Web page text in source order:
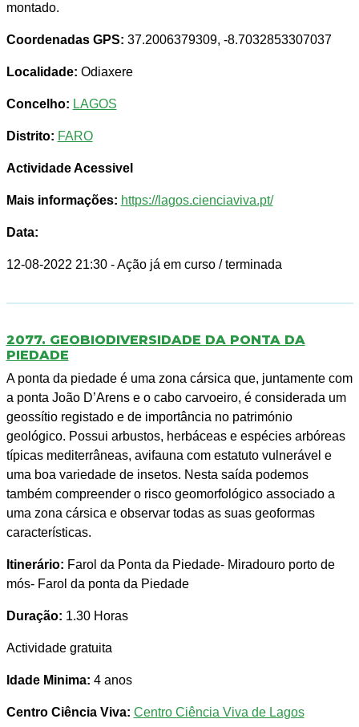
montado.
Coordenadas GPS: 37.2006379309, -8.7032853307037
Localidade: Odiaxere
Concelho: LAGOS
Distrito: FARO
Actividade Acessivel
Mais informações: https://lagos.cienciaviva.pt/
Data:
12-08-2022 21:30 - Ação já em curso / terminada
2077. GEOBIODIVERSIDADE DA PONTA DA
PIEDADE
A ponta da piedade é uma zona cársica que, juntamente com
a ponta João D’Arens e o cabo carvoeiro, é considerada um
geossítio registado e de importância no património
geológico. Possui arbustos, herbáceas e espécies arbóreas
típicas mediterrâneas, avifauna com estatuto vulnerável e
uma boa variedade de insetos. Nesta saída podemos
também compreender o risco geomorfológico associado a
uma zona cársica e observar todas as suas geoformas
características.
Itinerário: Farol da Ponta da Piedade- Miradouro porto de
mós- Farol da ponta da Piedade
Duração: 1.30 Horas
Actividade gratuita
Idade Minima: 4 anos
Centro Ciência Viva: Centro Ciência Viva de Lagos